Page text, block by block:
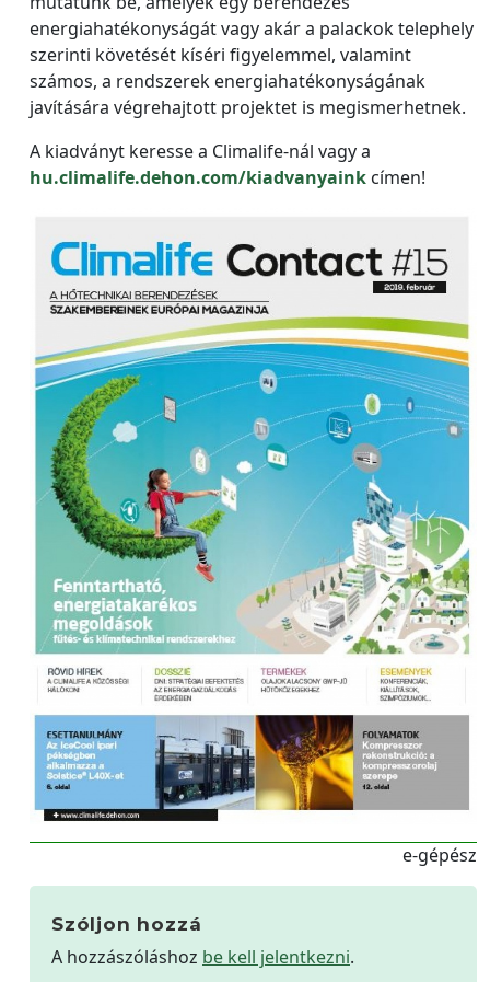
energiahatékonyságát vagy akár a palackok telephely
szerinti követését kíséri figyelemmel, valamint
számos, a rendszerek energiahatékonyságának
javítására végrehajtott projektet is megismerhetnek.
A kiadványt keresse a Climalife-nál vagy a
hu.climalife.dehon.com/kiadvanyaink címen!
e-gépész
Szóljon hozzá
A hozzászóláshoz be kell jelentkezni.